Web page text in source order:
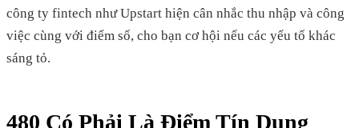
công ty fintech như Upstart hiện cân nhắc thu nhập và công
việc cùng với điểm số, cho bạn cơ hội nếu các yếu tố khác
sáng tỏ.
480 Có Phải Là Điểm Tín Dụng